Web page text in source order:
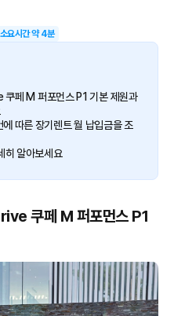
소요시간 약4분
페 M 퍼포먼스 P1 기본 제원과
따른 장기렌트 월 납입금을 조
히 알아보세요
쿠페 M 퍼포먼스 P1